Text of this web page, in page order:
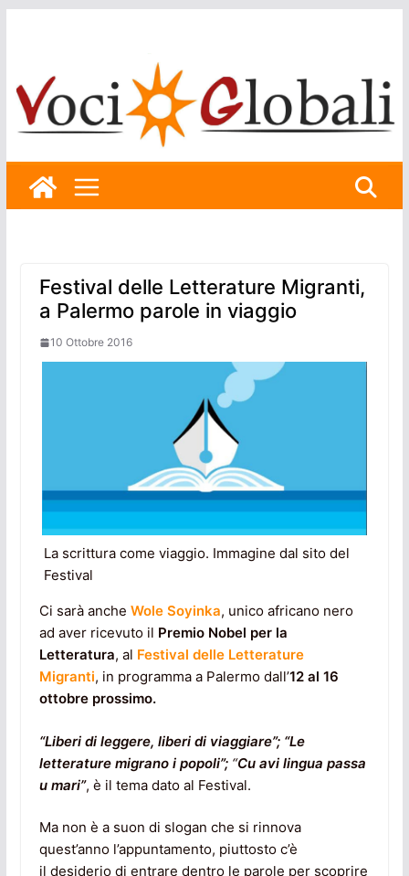
Festival delle Letterature Migranti,
a Palermo parole in viaggio
10 Ottobre 2016
La scrittura come viaggio. Immagine dal sito del
Festival
Ci sarà anche Wole Soyinka, unico africano nero
ad aver ricevuto il Premio Nobel per la
Letteratura, al Festival delle Letterature
Migranti, in programma a Palermo dall’12 al 16
ottobre prossimo.
“Liberi di leggere, liberi di viaggiare”; “Le
letterature migrano i popoli”;“Cu avi lingua passa
u mari”, è il tema dato al Festival.
Ma non è a suon di slogan che si rinnova
quest’anno l’appuntamento, piuttosto c’è
il desiderio di entrare dentro le parole per scoprire